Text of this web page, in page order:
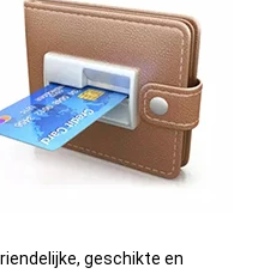
geschikte en